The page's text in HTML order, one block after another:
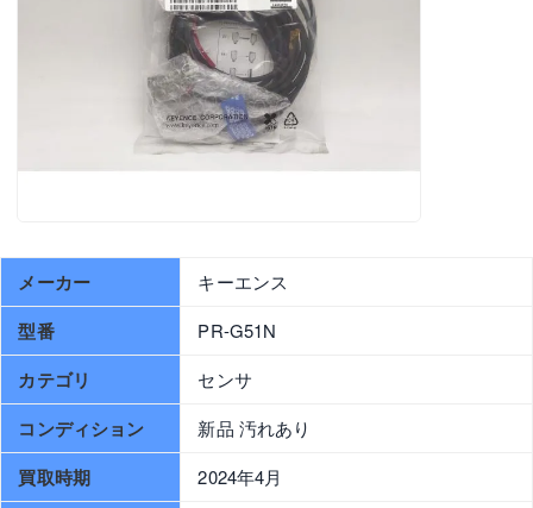
メーカー キーエンス
型番 PR-G51N
カテゴリ センサ
コンディション 新品 汚れあり
買取時期 2024年4月